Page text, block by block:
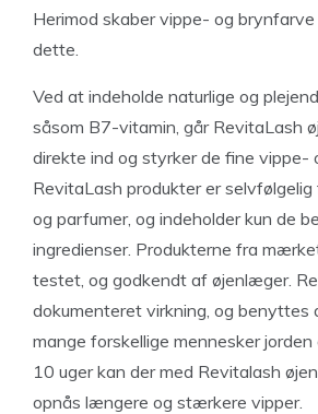
Herimod skaber vippe- og
dette.
Ved at indeholde naturlige og
såsom B7-vitamin, går RevitaLash
direkte ind og styrker de fine vippe-
RevitaLash produkter er
og parfumer, og indeholder kun de
ingredienser. Produkterne fra
testet, og godkendt af øjenlæger.
dokumenteret virkning, og
mange forskellige mennesker
10 uger kan der med Revitalash
opnås længere og stærkere vipper.